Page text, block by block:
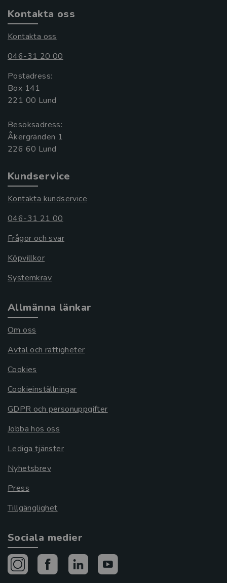
Kontakta oss
Kontakta oss
046-31 20 00
Postadress:
Box 141
221 00 Lund
Besöksadress:
Åkergränden 1
Kundservice
Kontakta kundservice
046-31 21 00
Frågor och svar
Köpvillkor
Systemkrav
Allmänna länkar
Om oss
Avtal och rättigheter
Cookies
Cookieinställningar
GDPR och personuppgifter
Jobba hos oss
Lediga tjänster
Nyhetsbrev
Press
Tillgänglighet
Sociala medier